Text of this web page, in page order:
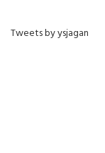
Tweets by ysjagan